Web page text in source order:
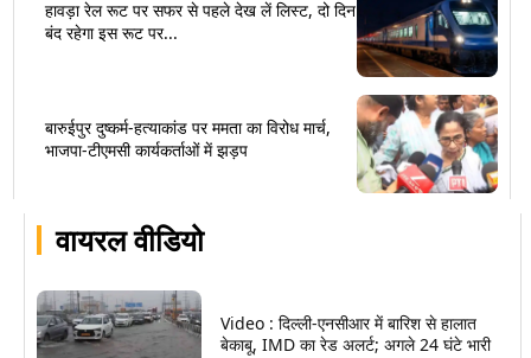
वायरल वीडियो
Video : दिल्ली-एनसीआर में बारिश से हालात
बेकाबू, IMD का रेड अलर्ट; अगले 24 घंटे भारी
हावड़ा रेल रूट पर सफर से पहले देख लें लिस्ट, दो दिन
बंद रहेगा इस रूट पर...
बारुईपुर दुष्कर्म-हत्याकांड पर ममता का विरोध मार्च,
भाजपा-टीएमसी कार्यकर्ताओं में झड़प